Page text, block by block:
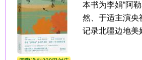
本书为李娟“阿
然、于适主演央
记录北疆边地美